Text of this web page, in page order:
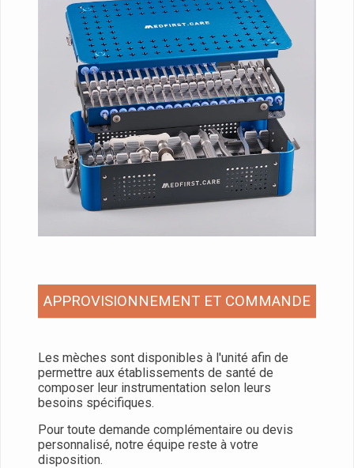
APPROVISIONNEMENT ET COMMANDE
Les mèches sont disponibles à l'unité afin de
permettre aux établissements de santé de
composer leur instrumentation selon leurs
besoins spécifiques.
Pour toute demande complémentaire ou devis
personnalisé, notre équipe reste à votre
disposition.